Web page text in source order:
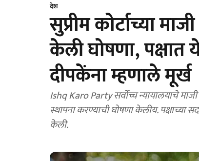
देश
सुप्रीम कोर्टाच्या
केली घोषणा, पक्षात
दीपकेंना म्हणाले मूर्ख
Ishq Karo Party सर्वोच्च न्यायालयाचे
स्थापना करण्याची घोषणा केलीय. पक्षाच्या
केली.